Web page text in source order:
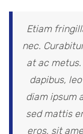
Etiam
nec.
at ac
dapibus,
diam ipsum
sed mattis
eros, sit